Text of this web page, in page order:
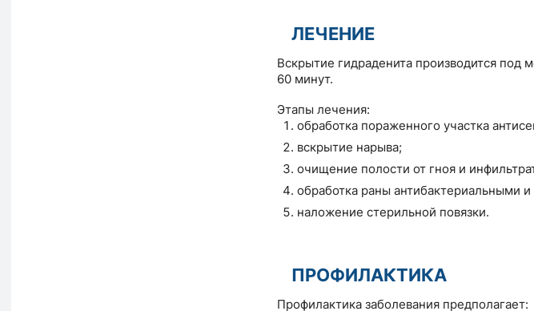
ЛЕЧЕНИЕ
Вскрытие гидраденита производится под
60 минут.
Этапы лечения:
обработка пораженного участка
вскрытие нарыва;
очищение полости от гноя и
обработка раны антибактериальными
наложение стерильной повязки.
ПРОФИЛАКТИКА
Профилактика заболевания предполагает: